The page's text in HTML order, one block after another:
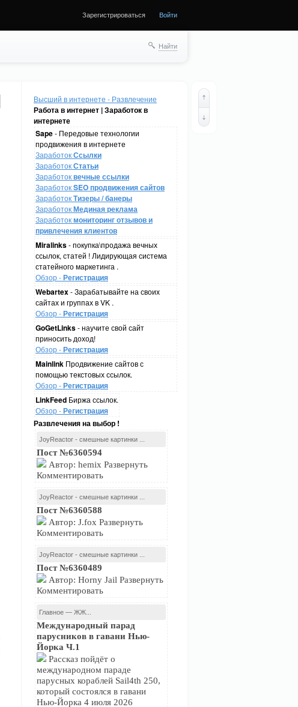
Зарегистрироваться Войти
Найти
Высший в интернете - Развлечение
Работа в интернет | Заработок в
интернете
Sape- Передовые технологии
продвижения в интернете
ЗаработокСсылки
ЗаработокСтатьи
Заработоквечные ссылки
ЗаработокSEO продвижения сайтов
ЗаработокТизеры / банеры
ЗаработокМединая реклама
Заработокмониторинг отзывов и
привлечения клиентов
Miralinks- покупка\продажа вечных
ссылок, статей ! Лидирующая система
статейного маркетинга .
Обзор -Регистрация
Webartex- Зарабатывайте на своих
сайтах и группах в VK .
Обзор -Регистрация
GoGetLinks- научите свой сайт
приносить доход!
Обзор -Регистрация
Mainlink Продвижение сайтов с
помощью текстовых ссылок.
Обзор -Регистрация
LinkFeed Биржа ссылок.
Обзор -Регистрация
Развлечения на выбор !
JoyReactor - смешные картинки ...
Пост №6360594
Автор: hemix Развернуть
Комментировать
JoyReactor - смешные картинки ...
Пост №6360588
Автор: J.fox Развернуть
Комментировать
JoyReactor - смешные картинки ...
Пост №6360489
Автор: Horny Jail Развернуть
Комментировать
Главное — ЖЖ...
Международный парад
парусников в гавани Нью-
Йорка Ч.1
Рассказ пойдёт о
международном параде
парусных кораблей Sail4th 250,
который состоялся в гавани
Нью-Йорка 4 июля 2026